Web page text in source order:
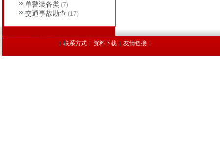
单警装备类 (7)
交通事故勘查 (17)
| 联系方式 | 资料下载 | 友情链接 |